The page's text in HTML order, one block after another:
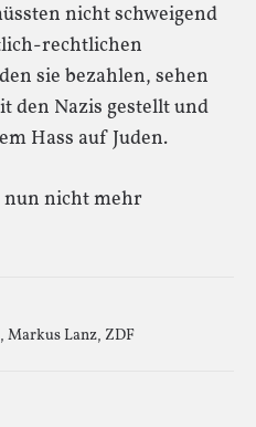
nicht schweigend
rechtlichen
sie bezahlen, sehen
den Nazis gestellt und
Hass auf Juden.
nun nicht mehr
, Markus Lanz, ZDF